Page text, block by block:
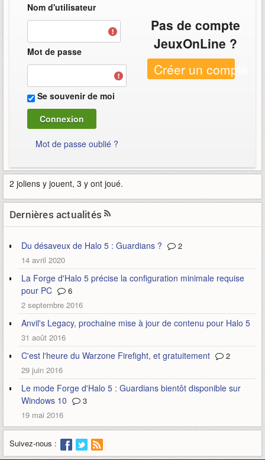
Nom d'utilisateur
Mot de passe
Se souvenir de moi
Mot de passe oublié ?
Pas de compte
JeuxOnLine ?
Créer un compte
2 joliens y jouent, 3 y ont joué.
Dernières actualités
Du désaveux de Halo 5 : Guardians ?
2
14 avril 2020
La Forge d'Halo 5 précise la configuration minimale requise
pour PC
6
2 septembre 2016
Anvil's Legacy, prochaine mise à jour de contenu pour Halo 5
31 août 2016
C'est l'heure du Warzone Firefight, et gratuitement
2
29 juin 2016
Le mode Forge d'Halo 5 : Guardians bientôt disponible sur
Windows 10
3
19 mai 2016
Suivez-nous :